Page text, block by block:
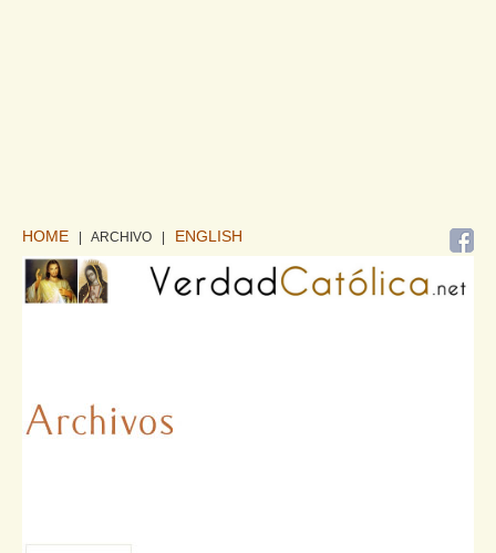
HOME | ARCHIVO ENGLISH